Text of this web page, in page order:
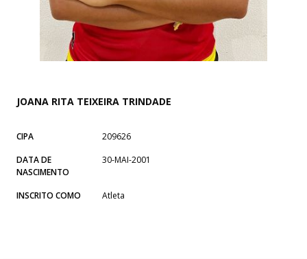
JOANA RITA TEIXEIRA TRINDADE
CIPA
209626
DATA DE
NASCIMENTO
30-MAI-2001
INSCRITO COMO Atleta